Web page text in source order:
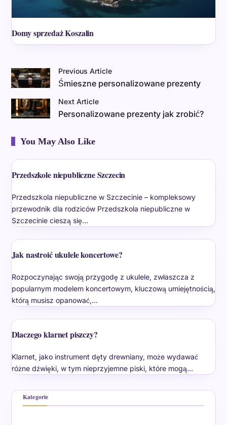
Domy sprzedaż Koszalin
Previous Article
Śmieszne personalizowane prezenty
Next Article
Personalizowane prezenty jak zrobić?
You May Also Like
Przedszkole niepubliczne Szczecin
Przedszkola niepubliczne w Szczecinie – kompleksowy
przewodnik dla rodziców Przedszkola niepubliczne w
Szczecinie cieszą się…
Jak nastroić ukulele koncertowe?
Rozpoczynając swoją przygodę z ukulele, zwłaszcza z
popularnym modelem koncertowym, kluczową umiejętnością,
którą musisz opanować,…
Dlaczego klarnet piszczy?
Klarnet, jako instrument dęty drewniany, może wydawać
różne dźwięki, w tym nieprzyjemne piski, które mogą…
Kategorie